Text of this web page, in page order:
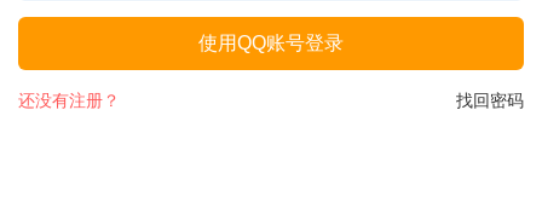
使用QQ账号登录
找回密码
还没有注册？